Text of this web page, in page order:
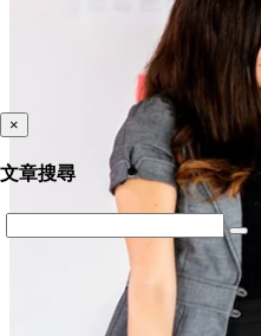
×
文章搜尋